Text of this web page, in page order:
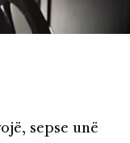
sepse unë